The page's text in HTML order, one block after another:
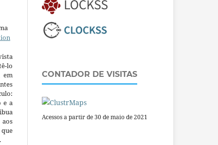
lo
em
e a
CONTADOR DE VISITAS
Acessos a partir de 30 de maio de 2021